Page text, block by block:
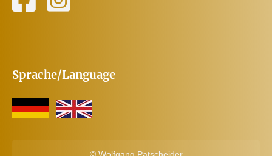
Sprache/Language
© Wolfgang Patscheider